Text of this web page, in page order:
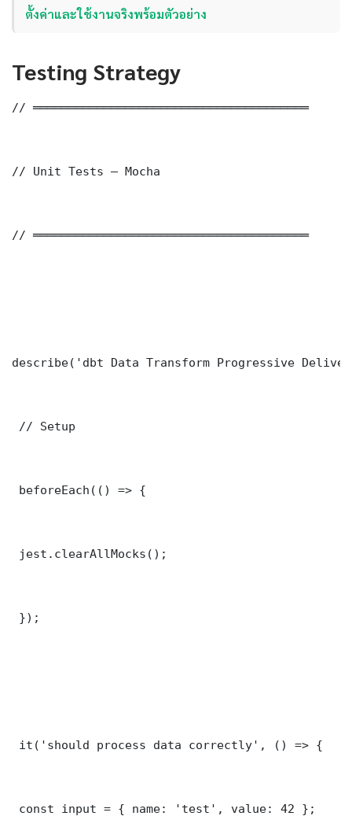
ตั้งค่าและใช้งานจริงพร้อมตัวอย่าง
Testing Strategy
// ═══════════════════════════════════════
// Unit Tests — Mocha
// ═══════════════════════════════════════
describe('dbt Data Transform Progressive
// Setup
beforeEach(() => {
jest.clearAllMocks();
});
it('should process data correctly', () => {
const input = { name: 'test', value: 42 };